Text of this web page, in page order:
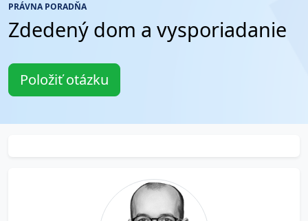
PRÁVNA PORADŇA
Zdedený dom a vysporiadanie
Položiť otázku